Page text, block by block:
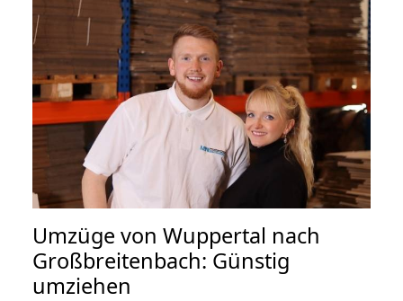
Umzüge von Wuppertal nach
Großbreitenbach: Günstig
umziehen